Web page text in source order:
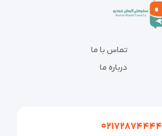
تماس با ما
درباره ما
۰۲۱۷۲۸۷۴۴۴۴